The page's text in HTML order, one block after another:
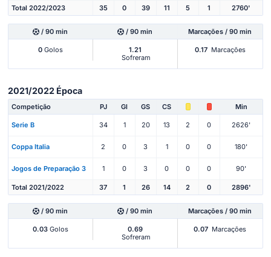
Total 2022/2023 35 0 39 11 5 1 2760'
/ 90 min / 90 min Marcações / 90 min
0Golos
1.21
Sofreram
0.17 Marcações
2021/2022 Época
Competição PJ Gl GS CS Min
Serie B 34 1 20 13 2 0 2626'
Coppa Italia 2 0 3 1 0 0 180'
Jogos de Preparação 3 1 0 3 0 0 0 90'
Total 2021/2022 37 1 26 14 2 0 2896'
/ 90 min / 90 min Marcações / 90 min
0.03Golos
0.69
Sofreram
0.07 Marcações